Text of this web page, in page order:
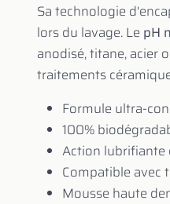
Sa technologie
lors du lavage. Le pH
anodisé, titane, acier
traitements
Formule ultra-
100%
Action lubrifiante
Compatible avec
Mousse haute